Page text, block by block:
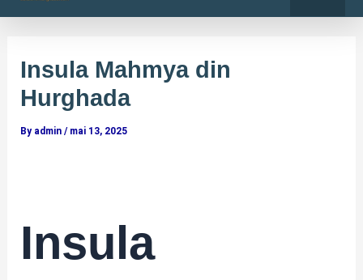
k
a
Insula Mahmya din
Hurghada
By admin / mai 13, 2025
Insula